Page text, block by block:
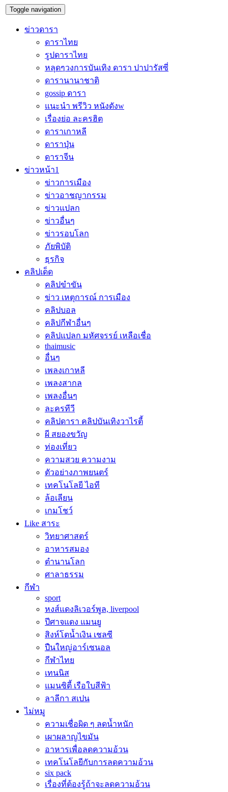
Toggle navigation
ข่าวดารา
ดาราไทย
รูปดาราไทย
หลุดๆวงการบันเทิง ดารา ปาปารัสซี่
ดารานานาชาติ
gossip ดารา
แนะนำ พรีวิว หนังดังw
เรื่องย่อ ละครฮิต
ดาราเกาหลี
ดาราปุ่น
ดาราจีน
ข่าวหน้า1
ข่าวการเมือง
ข่าวอาชญากรรม
ข่าวแปลก
ข่าวอื่นๆ
ข่าวรอบโลก
ภัยพิบัติ
ธุรกิจ
คลิปเด็ด
คลิปขำขัน
ข่าว เหตุการณ์ การเมือง
คลิปบอล
คลิปกีฬาอื่นๆ
คลิปแปลก มหัศจรรย์ เหลือเชื่อ
thaimusic
อื่นๆ
เพลงเกาหลี
เพลงสากล
เพลงอื่นๆ
ละครทีวี
คลิปดารา คลิปบันเทิงวาไรตี้
ผี สยองขวัญ
ท่องเที่ยว
ความสวย ความงาม
ตัวอย่างภาพยนตร์
เทคโนโลยี ไอที
ล้อเลียน
เกมโชว์
Like สาระ
วิทยาศาสตร์
อาหารสมอง
ตำนานโลก
ศาลาธรรม
กีฬา
sport
หงส์แดงลิเวอร์พูล, liverpool
ปีศาจแดง แมนยู
สิงห์โตน้ำเงิน เชลซี
ปืนใหญ่อาร์เซนอล
กีฬาไทย
เทนนิส
แมนซิตี้ เรือใบสีฟ้า
ลาลีกา สเปน
ไม่หมู
ความเชื่อผิด ๆ ลดน้ำหนัก
เผาผลาญไขมัน
อาหารเพื่อลดความอ้วน
เทคโนโลยีกับการลดความอ้วน
six pack
เรื่องที่ต้องรู้ถ้าจะลดความอ้วน